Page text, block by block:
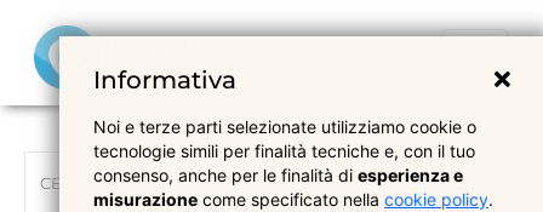
Informativa
Noi e terze parti selezionate utilizziamo cookie o
tecnologie simili per finalità tecniche e, con il tuo
consenso, anche per le finalità di esperienza e
misurazione come specificato nella cookie policy.